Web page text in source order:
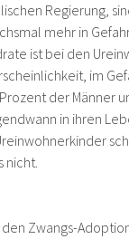
Regierung,
mehr in
ist bei den
im
der Männer
in ihren
nicht.
Zwangs-